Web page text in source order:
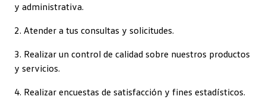
y administrativa.
2. Atender a tus consultas y solicitudes.
3. Realizar un control de calidad sobre nuestros productos
y servicios.
4. Realizar encuestas de satisfacción y fines estadísticos.